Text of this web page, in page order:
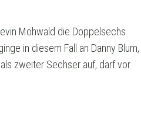
Möhwald die Doppelsechs
in diesem Fall an Danny Blum,
zweiter Sechser auf, darf vor